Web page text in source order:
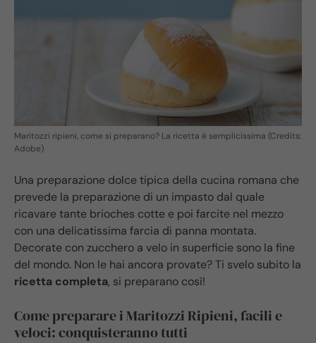
Maritozzi ripieni, come si preparano? La ricetta è semplicissima (Credits:
Adobe)
Una preparazione dolce tipica della cucina romana che
prevede la preparazione di un impasto dal quale
ricavare tante brioches cotte e poi farcite nel mezzo
con una delicatissima farcia di panna montata.
Decorate con zucchero a velo in superficie sono la fine
del mondo. Non le hai ancora provate? Ti svelo subito la
ricetta completa, si preparano così!
Come preparare i Maritozzi Ripieni, facili e
veloci: conquisteranno tutti